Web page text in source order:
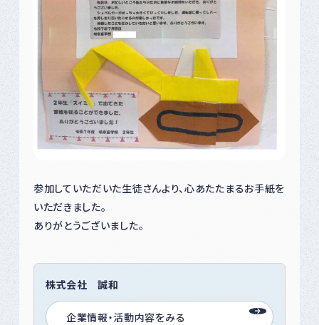
参加していただいた生徒さんより、心あたたまるお手紙を
いただきました。
ありがとうございました。
株式会社 誠和
企業情報・活動内容をみる